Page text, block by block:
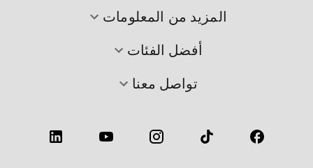
المزيد من المعلومات
أفضل الفئات
تواصل معنا